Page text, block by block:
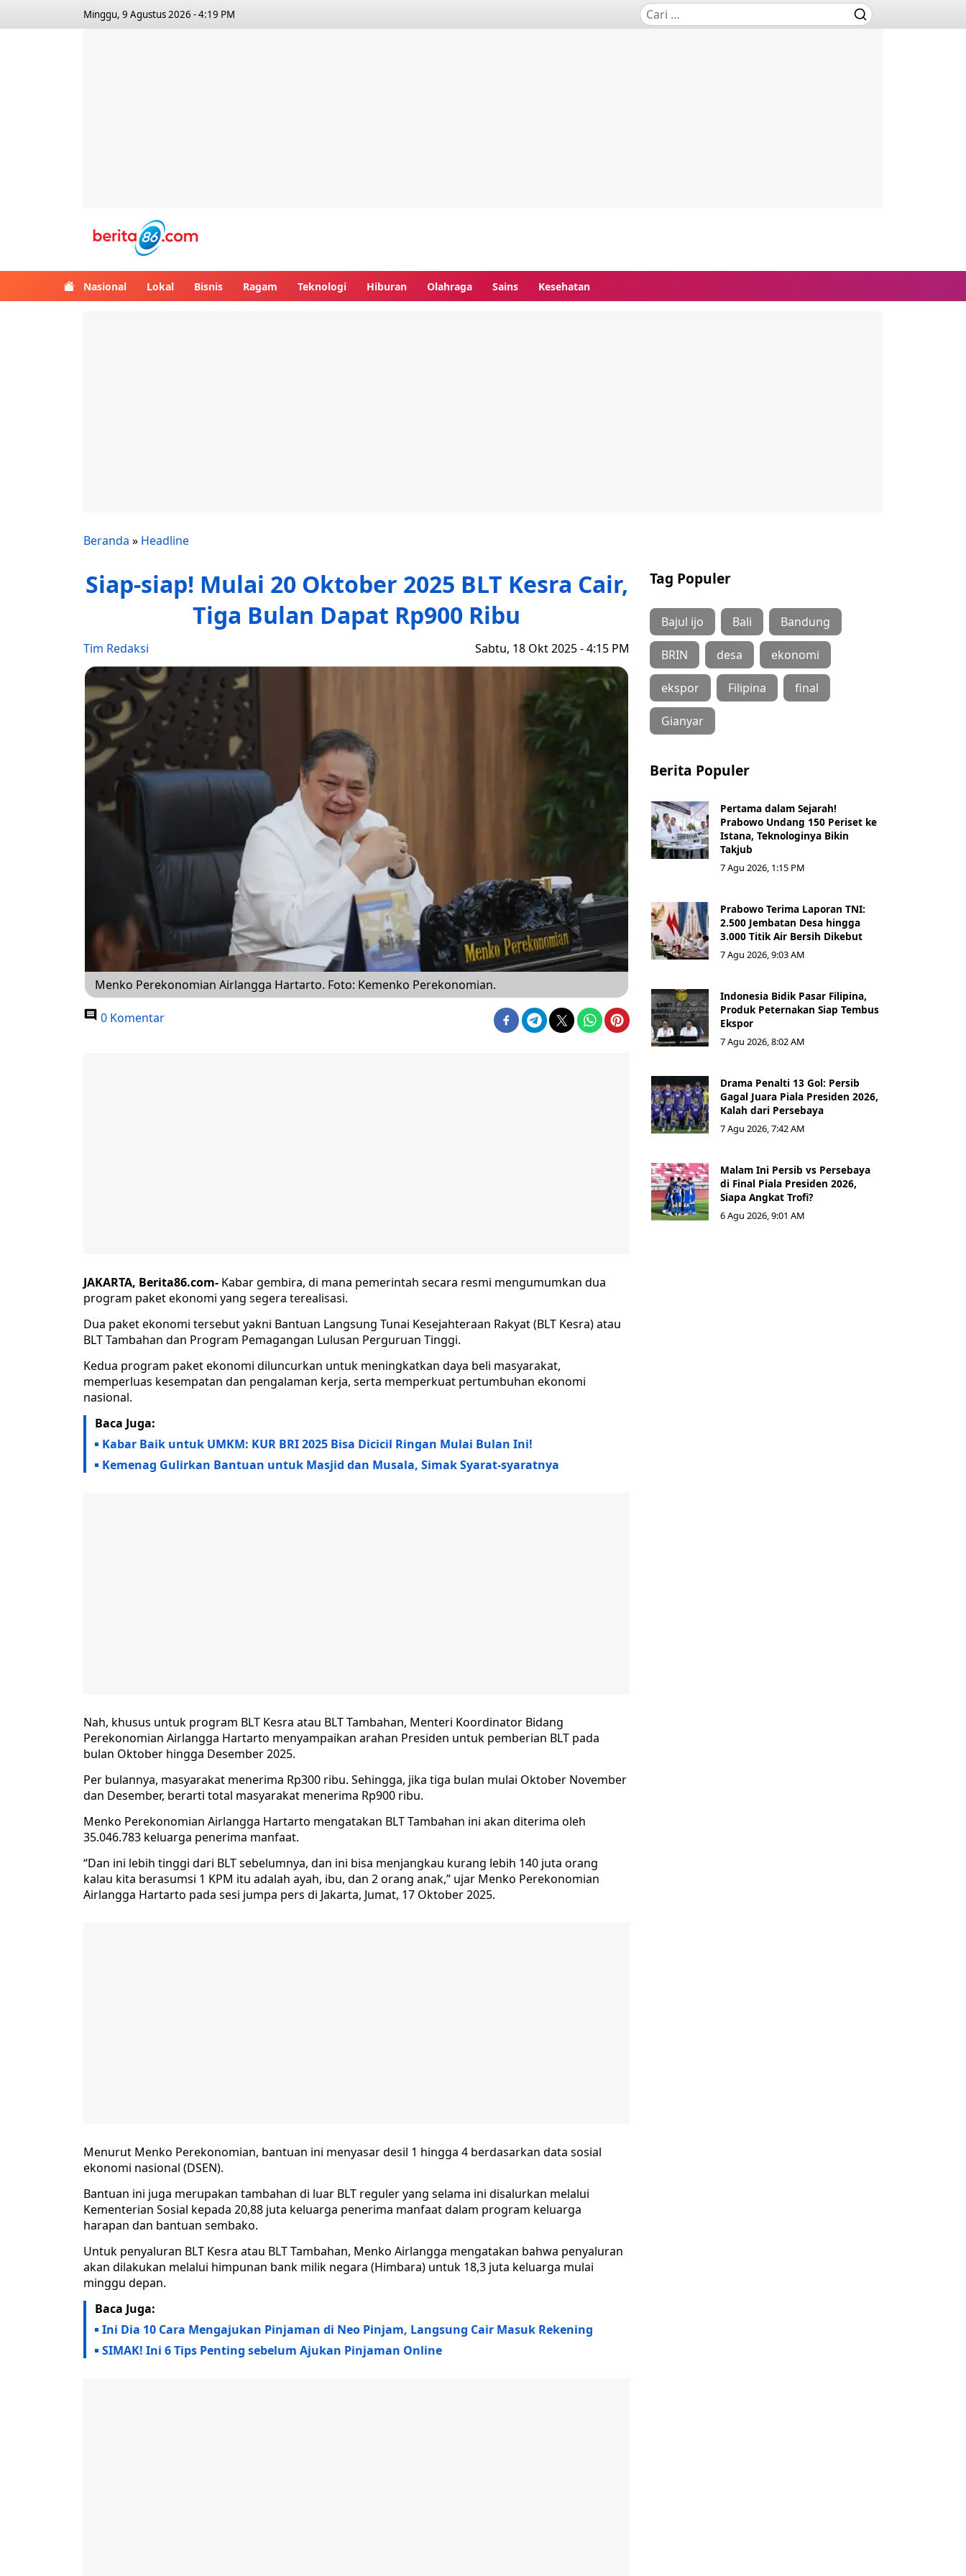
Minggu, 9 Agustus 2026 - 4:19 PM
Nasional Lokal Bisnis Ragam Teknologi Hiburan Olahraga Sains Kesehatan
Beranda » Headline
Siap-siap! Mulai 20 Oktober 2025 BLT Kesra Cair,
Tiga Bulan Dapat Rp900 Ribu
Tim Redaksi Sabtu, 18 Okt 2025 - 4:15 PM
Menko Perekonomian Airlangga Hartarto. Foto: Kemenko Perekonomian.
0 Komentar
JAKARTA, Berita86.com- Kabar gembira, di mana pemerintah secara resmi mengumumkan dua
program paket ekonomi yang segera terealisasi.
Dua paket ekonomi tersebut yakni Bantuan Langsung Tunai Kesejahteraan Rakyat (BLT Kesra) atau
BLT Tambahan dan Program Pemagangan Lulusan Perguruan Tinggi.
Kedua program paket ekonomi diluncurkan untuk meningkatkan daya beli masyarakat,
memperluas kesempatan dan pengalaman kerja, serta memperkuat pertumbuhan ekonomi
nasional.
Baca Juga:
Kabar Baik untuk UMKM: KUR BRI 2025 Bisa Dicicil Ringan Mulai Bulan Ini!
Kemenag Gulirkan Bantuan untuk Masjid dan Musala, Simak Syarat-syaratnya
Nah, khusus untuk program BLT Kesra atau BLT Tambahan, Menteri Koordinator Bidang
Perekonomian Airlangga Hartarto menyampaikan arahan Presiden untuk pemberian BLT pada
bulan Oktober hingga Desember 2025.
Per bulannya, masyarakat menerima Rp300 ribu. Sehingga, jika tiga bulan mulai Oktober November
dan Desember, berarti total masyarakat menerima Rp900 ribu.
Menko Perekonomian Airlangga Hartarto mengatakan BLT Tambahan ini akan diterima oleh
35.046.783 keluarga penerima manfaat.
“Dan ini lebih tinggi dari BLT sebelumnya, dan ini bisa menjangkau kurang lebih 140 juta orang
kalau kita berasumsi 1 KPM itu adalah ayah, ibu, dan 2 orang anak,” ujar Menko Perekonomian
Airlangga Hartarto pada sesi jumpa pers di Jakarta, Jumat, 17 Oktober 2025.
Menurut Menko Perekonomian, bantuan ini menyasar desil 1 hingga 4 berdasarkan data sosial
ekonomi nasional (DSEN).
Bantuan ini juga merupakan tambahan di luar BLT reguler yang selama ini disalurkan melalui
Kementerian Sosial kepada 20,88 juta keluarga penerima manfaat dalam program keluarga
harapan dan bantuan sembako.
Untuk penyaluran BLT Kesra atau BLT Tambahan, Menko Airlangga mengatakan bahwa penyaluran
akan dilakukan melalui himpunan bank milik negara (Himbara) untuk 18,3 juta keluarga mulai
minggu depan.
Baca Juga:
Ini Dia 10 Cara Mengajukan Pinjaman di Neo Pinjam, Langsung Cair Masuk Rekening
SIMAK! Ini 6 Tips Penting sebelum Ajukan Pinjaman Online
Tag Populer
Bajul ijo Bali Bandung
BRIN desa ekonomi
ekspor Filipina final
Gianyar
Berita Populer
Pertama dalam Sejarah!
Prabowo Undang 150 Periset ke
Istana, Teknologinya Bikin
Takjub
7 Agu 2026, 1:15 PM
Prabowo Terima Laporan TNI:
2.500 Jembatan Desa hingga
3.000 Titik Air Bersih Dikebut
7 Agu 2026, 9:03 AM
Indonesia Bidik Pasar Filipina,
Produk Peternakan Siap Tembus
Ekspor
7 Agu 2026, 8:02 AM
Drama Penalti 13 Gol: Persib
Gagal Juara Piala Presiden 2026,
Kalah dari Persebaya
7 Agu 2026, 7:42 AM
Malam Ini Persib vs Persebaya
di Final Piala Presiden 2026,
Siapa Angkat Trofi?
6 Agu 2026, 9:01 AM